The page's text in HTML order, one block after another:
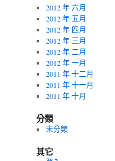
2012 年 六月
2012 年 五月
2012 年 四月
2012 年 三月
2012 年 二月
2012 年 一月
2011 年 十二月
2011 年 十一月
2011 年 十月
分類
未分類
其它